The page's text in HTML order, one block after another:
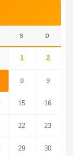
S D
1 2
8 9
15 16
22 23
29 30